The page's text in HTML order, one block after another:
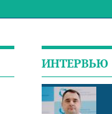
ИНТЕРВЬЮ